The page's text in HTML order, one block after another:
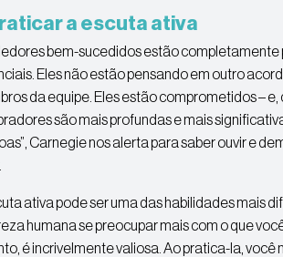
a escuta ativa
bem-sucedidos estão
Eles não estão pensando em outro
da equipe. Eles estão comprometidos –
são mais profundas e mais
Carnegie nos alerta para saber ouvir e
ativa pode ser uma das habilidades mais
humana se preocupar mais com o que
é incrivelmente valiosa. Ao pratica-la,